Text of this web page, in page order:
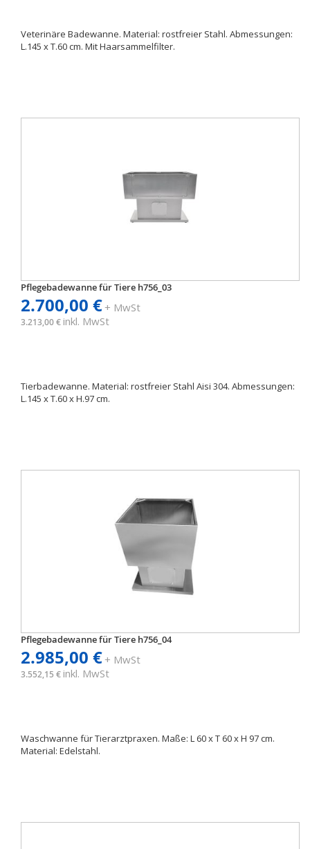
Veterinäre Badewanne. Material: rostfreier Stahl. Abmessungen:
L.145 x T.60 cm. Mit Haarsammelfilter.
Pflegebadewanne für Tiere h756_03
2.700,00 €+ MwSt
3.213,00 € inkl. MwSt
Tierbadewanne. Material: rostfreier Stahl Aisi 304. Abmessungen:
L.145 x T.60 x H.97 cm.
Pflegebadewanne für Tiere h756_04
2.985,00 €+ MwSt
3.552,15 € inkl. MwSt
Waschwanne für Tierarztpraxen. Maße: L 60 x T 60 x H 97 cm.
Material: Edelstahl.